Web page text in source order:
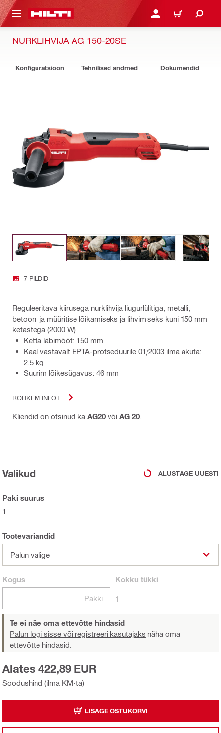
JUURDE LOGI SISSE VÕI
OSTUKORV
NURKLIHVIJA AG 150-20SE
Konfiguratsioon Tehnilised andmed Dokumendid
7 PILDID
Reguleeritava kiirusega nurklihvija liugurlülitiga, metalli,
betooni ja müüritise lõikamiseks ja lihvimiseks kuni 150 mm
ketastega (2000 W)
Ketta läbimõõt: 150 mm
Kaal vastavalt EPTA-protseduurile 01/2003 ilma akuta:
2.5 kg
Suurim lõikesügavus: 46 mm
ROHKEM INFOT
Kliendid on otsinud ka AG20 või AG 20
Valikud ALUSTAGE UUESTI
Paki suurus
1
Tootevariandid
Palun valige
Kogus
Pakki
Kokku tükki
1
Te ei näe oma ettevõtte hindasid
Palun logi sisse või registreeri kasutajaks näha oma
ettevõtte hindasid.
Soodushind (ilma KM-ta)
Alates 422,89 EUR
LISAGE OSTUKORVI